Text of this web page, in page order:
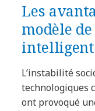
Les
modèle
intelligent
L’instabilité
technologiques
ont provoqué